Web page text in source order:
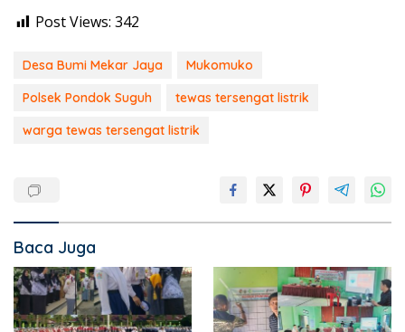
Post Views: 342
Desa Bumi Mekar Jaya
Mukomuko
Polsek Pondok Suguh
tewas tersengat listrik
warga tewas tersengat listrik
Baca Juga